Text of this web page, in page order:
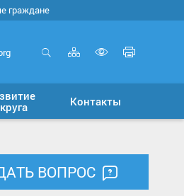
граждане
Карта
сайта
версию
для
Контакты
ВОПРОС